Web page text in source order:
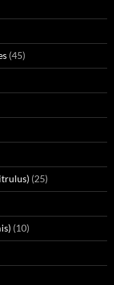
(45)
(25)
(10)